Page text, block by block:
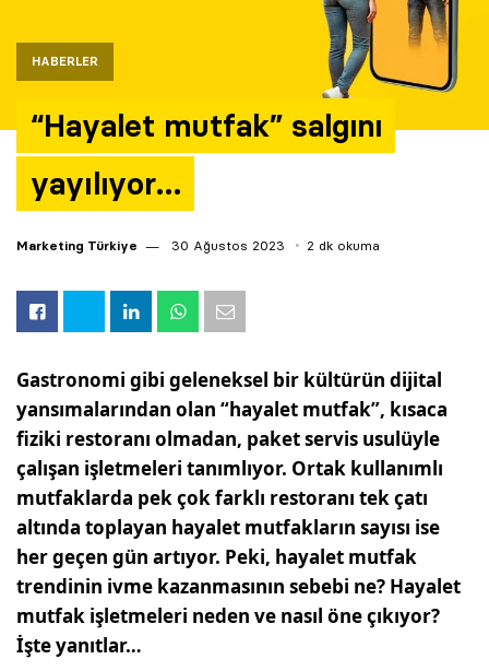
HABERLER
“Hayalet mutfak” salgını
yayılıyor…
Marketing Türkiye 30 Ağustos 2023 2 dk okuma
Gastronomi gibi geleneksel bir kültürün dijital
yansımalarından olan “hayalet mutfak”, kısaca
fiziki restoranı olmadan, paket servis usulüyle
çalışan işletmeleri tanımlıyor. Ortak kullanımlı
mutfaklarda pek çok farklı restoranı tek çatı
altında toplayan hayalet mutfakların sayısı ise
her geçen gün artıyor. Peki, hayalet mutfak
trendinin ivme kazanmasının sebebi ne? Hayalet
mutfak işletmeleri neden ve nasıl öne çıkıyor?
İşte yanıtlar…